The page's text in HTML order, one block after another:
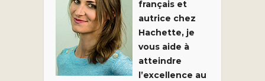
français et
autrice chez
Hachette, je
vous aide à
atteindre
l’excellence au